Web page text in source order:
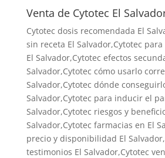
Venta de Cytotec El
Cytotec dosis recomendada El
sin receta El Salvador,Cytotec
El Salvador,Cytotec efectos
Salvador,Cytotec cómo usarlo
Salvador,Cytotec dónde
Salvador,Cytotec para inducir el
Salvador,Cytotec riesgos y
Salvador,Cytotec farmacias en El
precio y disponibilidad El
testimonios El Salvador,Cytotec